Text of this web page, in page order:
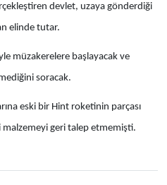
devlet, uzaya gönderdiği
elinde tutar.
müzakerelere başlayacak ve
soracak.
eski bir Hint roketinin parçası
geri talep etmemişti.